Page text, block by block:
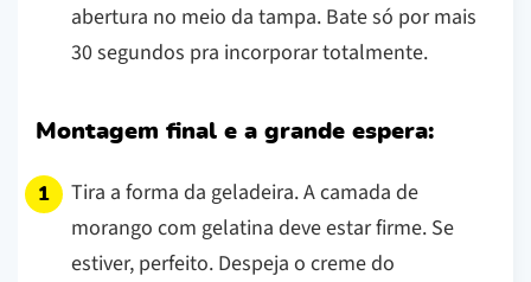
abertura no meio da tampa. Bate só por mais
30 segundos pra incorporar totalmente.
Montagem final e a grande espera:
Tira a forma da geladeira. A camada de
morango com gelatina deve estar firme. Se
estiver, perfeito. Despeja o creme do